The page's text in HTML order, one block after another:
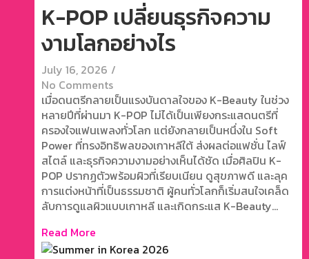
K-POP เปลี่ยนธุรกิจความ
งามโลกอย่างไร
July 16, 2026 /
No Comments
เมื่อดนตรีกลายเป็นแรงบันดาลใจของ K-Beauty ในช่วง
หลายปีที่ผ่านมา K-POP ไม่ได้เป็นเพียงกระแสดนตรีที่
ครองใจแฟนเพลงทั่วโลก แต่ยังกลายเป็นหนึ่งใน Soft
Power ที่ทรงอิทธิพลของเกาหลีใต้ ส่งผลต่อแฟชั่น ไลฟ์
สไตล์ และธุรกิจความงามอย่างเห็นได้ชัด เมื่อศิลปิน K-
POP ปรากฏตัวพร้อมผิวที่เรียบเนียน ดูสุขภาพดี และลุค
การแต่งหน้าที่เป็นธรรมชาติ ผู้คนทั่วโลกก็เริ่มสนใจเคล็ด
ลับการดูแลผิวแบบเกาหลี และเกิดกระแส K-Beauty...
Read More